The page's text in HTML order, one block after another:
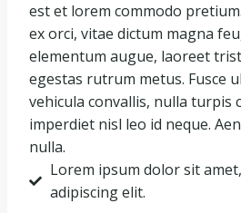
est et lorem commodo
ex orci, vitae dictum magna
elementum augue, laoreet
egestas rutrum metus. Fusce
vehicula convallis, nulla turpis
imperdiet nisl leo id neque.
nulla.
Lorem ipsum dolor sit
adipiscing elit.